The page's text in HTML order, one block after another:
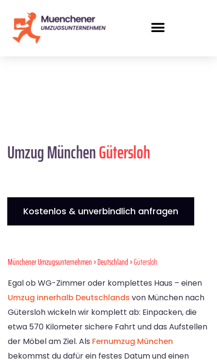
Umzug MünchenGütersloh
Kostenlos & unverbindlich anfragen
Münchener Umzugsunternehmen»Deutschland» Gütersloh
Egal ob WG-Zimmer oder komplettes Haus – einen
Umzug innerhalb Deutschlands von München nach
Gütersloh wickeln wir komplett ab: Einpacken, die
etwa 570 Kilometer sichere Fahrt und das Aufstellen
der Möbel am Ziel. Als Fernumzug München
bekommst du dafür ein festes Datum und einen